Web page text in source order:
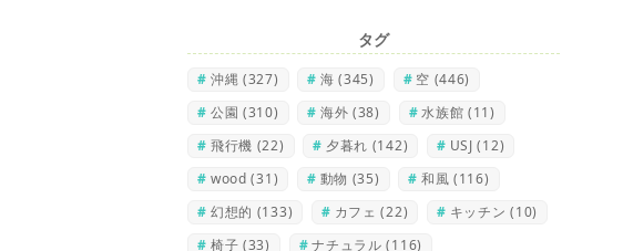
タグ
沖縄 (327) 海 (345) 空 (446)
公園 (310) 海外 (38) 水族館 (11)
飛行機 (22) 夕暮れ (142) USJ (12)
wood (31) 動物 (35) 和風 (116)
幻想的 (133) カフェ (22) キッチン (10)
椅子 (33) ナチュラル (116)